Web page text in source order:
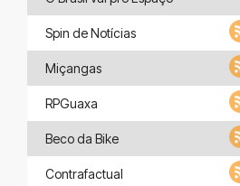
Spin de Notícias
Miçangas
RPGuaxa
Beco da Bike
Contrafactual